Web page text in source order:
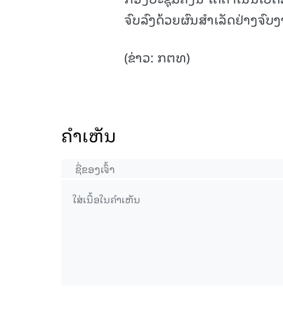
ຈົບລົງດ້ວຍຜົນສໍາເລັດຢ່າງຈົບ
(ຂ່າວ: ກຕທ)
ຄໍາເຫັນ